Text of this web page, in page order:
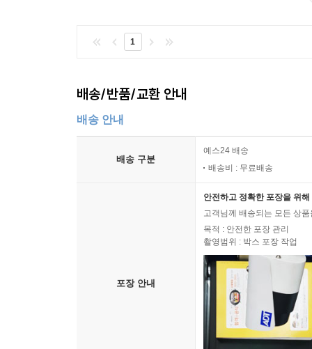
1
배송/반품/교환 안내
배송 안내
배송 구분
예스24 배송
배송비 : 무료배송
포장 안내
안전하고 정확한 포장을 위
고객님께 배송되는 모든 상
목적 : 안전한 포장 관리
촬영범위 : 박스 포장 작업